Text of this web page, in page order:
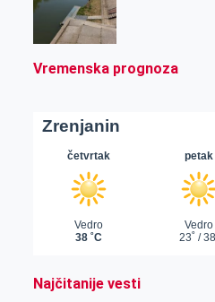
Vremenska prognoza
Najčitanije vesti